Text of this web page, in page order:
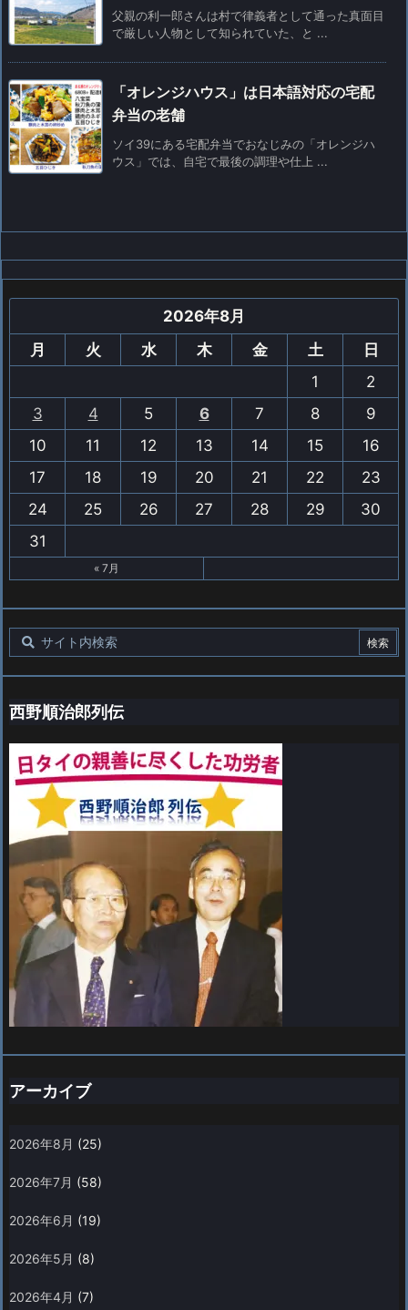
父親の利一郎さんは村で律義者として通った真面目
で厳しい人物として知られていた、と ...
「オレンジハウス」は日本語対応の宅配
弁当の老舗
ソイ39にある宅配弁当でおなじみの「オレンジハ
ウス」では、自宅で最後の調理や仕上 ...
2026年8月
月
火 水 木 金 土
日
1
2
3
4 5 6 7 8
9
10
11 12 13 14 15
16
17
18 19 20 21 22
23
24
25 26 27 28 29
30
31
« 7月
西野順治郎列伝
アーカイブ
2026年8月 (25)
2026年7月 (58)
2026年6月 (19)
2026年5月 (8)
2026年4月 (7)